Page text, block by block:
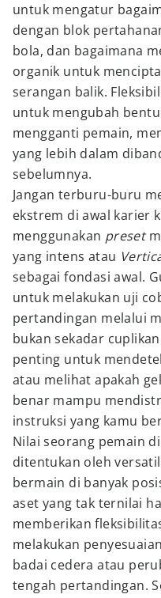
untuk mengatur
dengan blok
bola, dan bagaimana
organik untuk
serangan balik.
untuk mengubah
mengganti pemain,
yang lebih dalam
sebelumnya.
Jangan terburu-buru
ekstrem di awal karier
menggunakan preset
yang intens atau
sebagai fondasi awal.
untuk melakukan uji
pertandingan melalui
bukan sekadar
penting untuk
atau melihat apakah
benar mampu
instruksi yang kamu
Nilai seorang pemain
ditentukan oleh
bermain di banyak
aset yang tak ternilai
memberikan
melakukan
badai cedera atau
tengah pertandingan.